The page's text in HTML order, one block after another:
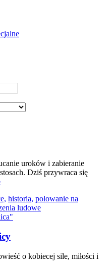
uroków i zabieranie
Dziś przywraca się
historia, polowanie na
ludowe
o kobiecej sile, miłości i